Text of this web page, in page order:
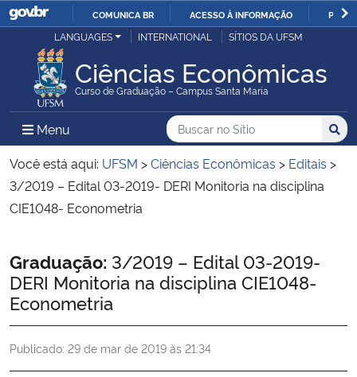
IR
O
COMUNICA BR ACESSO À INFORMAÇÃO
Ministério da Justiça e Segurança Pública
Ministério da Defesa
Ministério das Relações Exteriores
Ministério da Economia
Ministério da Agricultura, Pecuária e Abastecimento
Ministério da Educação
Ministério da Cidadania
LANGUAGES INTERNATIONAL SÍTIOS DA UFSM
Ciências Econômicas
Curso de Graduação – Campus Santa Maria
Menu Menu Principal do Sítio
Busca
Buscar no no Sítio
Busca:
Você está aqui: UFSM >Ciências Econômicas > Editais >
3/2019 – Edital 03-2019- DERI Monitoria na disciplina
CIE1048- Econometria
Início do conteúdo
Graduação: 3/2019 – Edital 03-2019-
DERI Monitoria na disciplina CIE1048-
Econometria
Publicado: 29 de mar de 2019 às 21:34